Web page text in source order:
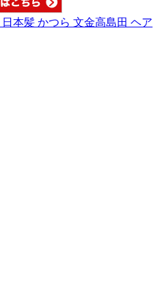
日本髪 かつら 文金高島田 ヘア